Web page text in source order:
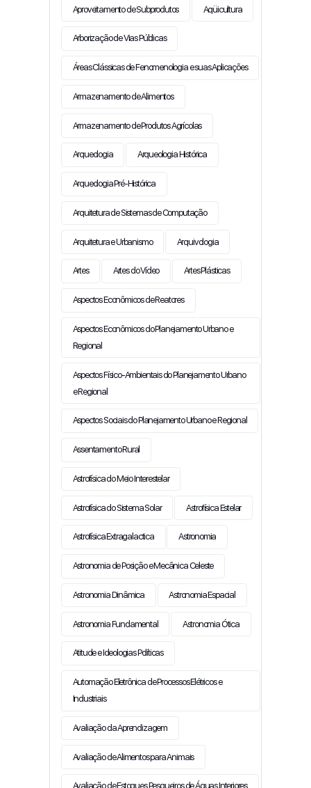
Aproveitamento de Subprodutos Aqüicultura
Arborização de Vias Públicas
Áreas Clássicas de Fenomenologia e suas Aplicações
Armazenamento de Alimentos
Armazenamento de Produtos Agrícolas
Arqueologia Arqueologia Histórica
Arqueologia Pré-Histórica
Arquitetura de Sistemas de Computação
Arquitetura e Urbanismo Arquivologia
Artes Artes do Vídeo Artes Plásticas
Aspectos Econômicos de Reatores
Aspectos Econômicos do Planejamento Urbano e
Regional
Aspectos Físico-Ambientais do Planejamento Urbano
e Regional
Aspectos Sociais do Planejamento Urbano e Regional
Assentamento Rural
Astrofísica do Meio Interestelar
Astrofísica do Sistema Solar Astrofísica Estelar
Astrofísica Extragalactica Astronomia
Astronomia de Posição e Mecânica Celeste
Astronomia Dinâmica Astronomia Espacial
Astronomia Fundamental Astronomia Ótica
Atitude e Ideologias Políticas
Automação Eletrônica de Processos Elétricos e
Industriais
Avaliação da Aprendizagem
Avaliação de Alimentos para Animais
Avaliação de Estoques Pesqueiros de Águas Interiores